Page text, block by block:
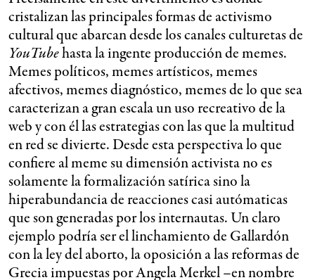
cristalizan las principales formas de activismo
cultural que abarcan desde los canales culturetas de
YouTubehasta la ingente producción de memes.
Memes políticos, memes artísticos, memes
afectivos, memes diagnóstico, memes de lo que sea
caracterizan a gran escala un uso recreativo de la
web y con él las estrategias con las que la multitud
en red se divierte. Desde esta perspectiva lo que
confiere al meme su dimensión activista no es
solamente la formalización satírica sino la
hiperabundancia de reacciones casi autómaticas
que son generadas por los internautas. Un claro
ejemplo podría ser el linchamiento de Gallardón
con la ley del aborto, la oposición a las reformas de
Grecia impuestas por Angela Merkel –en nombre